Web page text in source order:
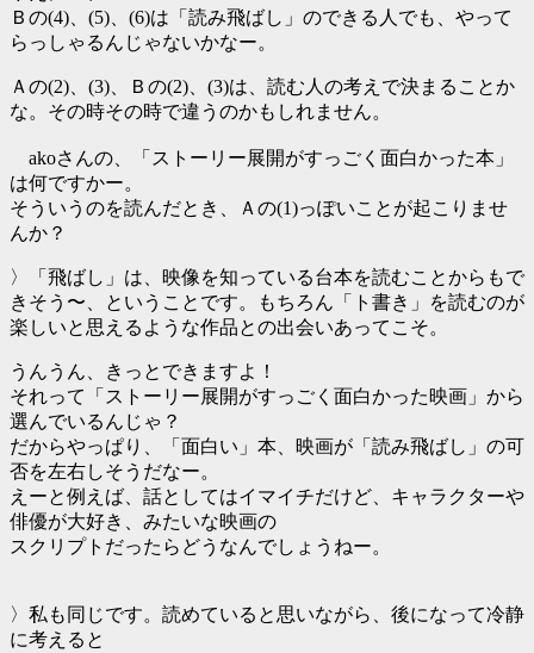
Ｂの(4)、(5)、(6)は「読み飛ばし」のできる人でも、やって
らっしゃるんじゃないかなー。
Ａの(2)、(3)、Ｂの(2)、(3)は、読む人の考えで決まることか
な。その時その時で違うのかもしれません。
akoさんの、「ストーリー展開がすっごく面白かった本」
は何ですかー。
そういうのを読んだとき、Ａの(1)っぽいことが起こりませ
んか？
〉「飛ばし」は、映像を知っている台本を読むことからもで
きそう〜、ということです。もちろん「ト書き」を読むのが
楽しいと思えるような作品との出会いあってこそ。
うんうん、きっとできますよ！
それって「ストーリー展開がすっごく面白かった映画」から
選んでいるんじゃ？
だからやっぱり、「面白い」本、映画が「読み飛ばし」の可
否を左右しそうだなー。
えーと例えば、話としてはイマイチだけど、キャラクターや
俳優が大好き、みたいな映画の
スクリプトだったらどうなんでしょうねー。
〉私も同じです。読めていると思いながら、後になって冷静
に考えると